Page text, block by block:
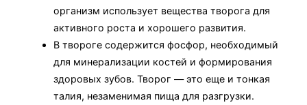
организм использует вещества творога для
активного роста и хорошего развития.
В твороге содержится фосфор, необходимый
для минерализации костей и формирования
здоровых зубов. Творог — это еще и тонкая
талия, незаменимая пища для разгрузки.